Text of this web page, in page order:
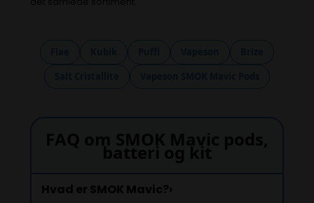
FAQ om SMOK Mavic pods,
batteri og kit
Hvad er SMOK Mavic?›